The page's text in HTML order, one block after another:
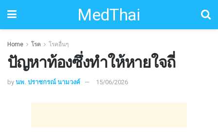
MedThai
Home โรค โรคอื่นๆ
ปัญหาท้องซึ่งทำให้หายใจถี่
by นพ. ปราชกรณ์ นามวงค์ 15/06/2026